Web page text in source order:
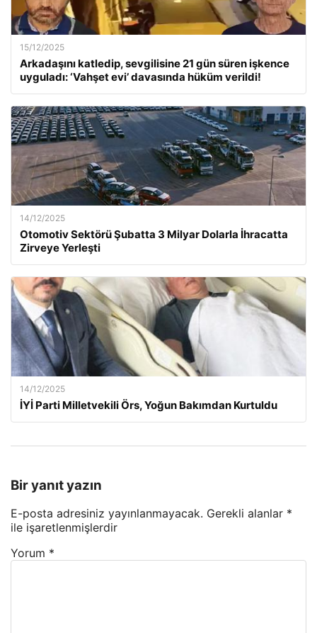
15/12/2025
Arkadaşını katledip, sevgilisine 21 gün süren işkence
uyguladı: ‘Vahşet evi’ davasında hüküm verildi!
14/12/2025
Otomotiv Sektörü Şubatta 3 Milyar Dolarla İhracatta
Zirveye Yerleşti
14/12/2025
İYİ Parti Milletvekili Örs, Yoğun Bakımdan Kurtuldu
Bir yanıt yazın
E-posta adresiniz yayınlanmayacak. Gerekli alanlar *
ile işaretlenmişlerdir
Yorum *